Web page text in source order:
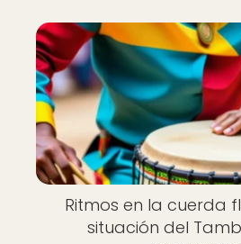
Ritmos en la cuerda
situación del